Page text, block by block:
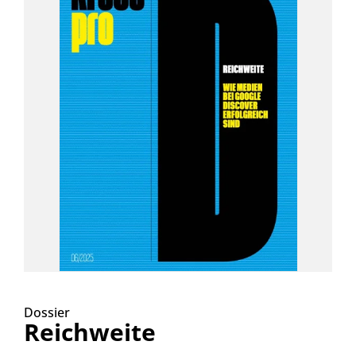
Dossier
Reichweite